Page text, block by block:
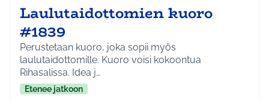
Laulutaidottomien kuoro
#1839
Perustetaan kuoro, joka sopii myös
laulutaidottomille. Kuoro voisi kokoontua
Rihasalissa. Idea j…
Etenee jatkoon